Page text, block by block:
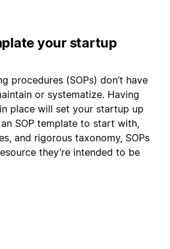
your startup
procedures (SOPs) don’t have
or systematize. Having
place will set your startup up
SOP template to start with,
and rigorous taxonomy, SOPs
they’re intended to be